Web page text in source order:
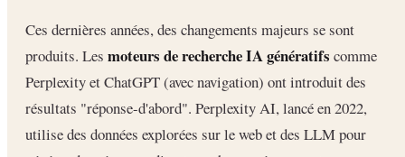
Ces dernières années, des changements majeurs se sont
produits. Les moteurs de recherche IA génératifs comme
Perplexity et ChatGPT (avec navigation) ont introduit des
résultats "réponse-d'abord". Perplexity AI, lancé en 2022,
utilise des données explorées sur le web et des LLM pour